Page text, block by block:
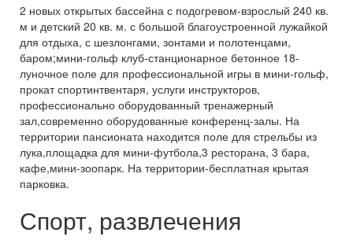
2 новых открытых бассейна с подогревом-взрослый 240 кв.
м и детский 20 кв. м. с большой благоустроенной лужайкой
для отдыха, с шезлонгами, зонтами и полотенцами,
баром;мини-гольф клуб-станционарное бетонное 18-
луночное поле для профессиональной игры в мини-гольф,
прокат спортинтвентаря, услуги инструкторов,
профессионально оборудованный тренажерный
зал,современно оборудованные конференц-залы. На
территории пансионата находится поле для стрельбы из
лука,площадка для мини-футбола,3 ресторана, 3 бара,
кафе,мини-зоопарк. На территории-бесплатная крытая
парковка.
Спорт, развлечения